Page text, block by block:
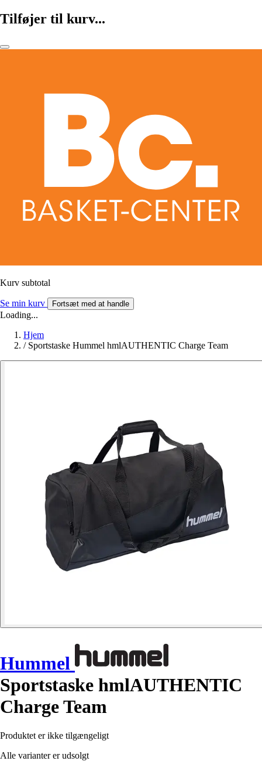
Tilføjer til kurv...
Kurv subtotal
Se min kurv Fortsæt med at handle
Loading...
Hjem
/ Sportstaske Hummel hmlAUTHENTIC Charge Team
Hummel
Sportstaske hmlAUTHENTIC
Charge Team
Produktet er ikke tilgængeligt
Alle varianter er udsolgt